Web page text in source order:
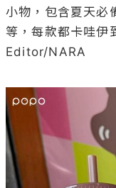
小物，包含夏天必
等，每款都卡哇伊
Editor/NARA